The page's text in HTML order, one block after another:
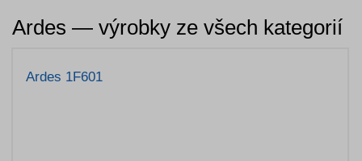
Ardes — výrobky ze všech kategorií
Ardes 1F601